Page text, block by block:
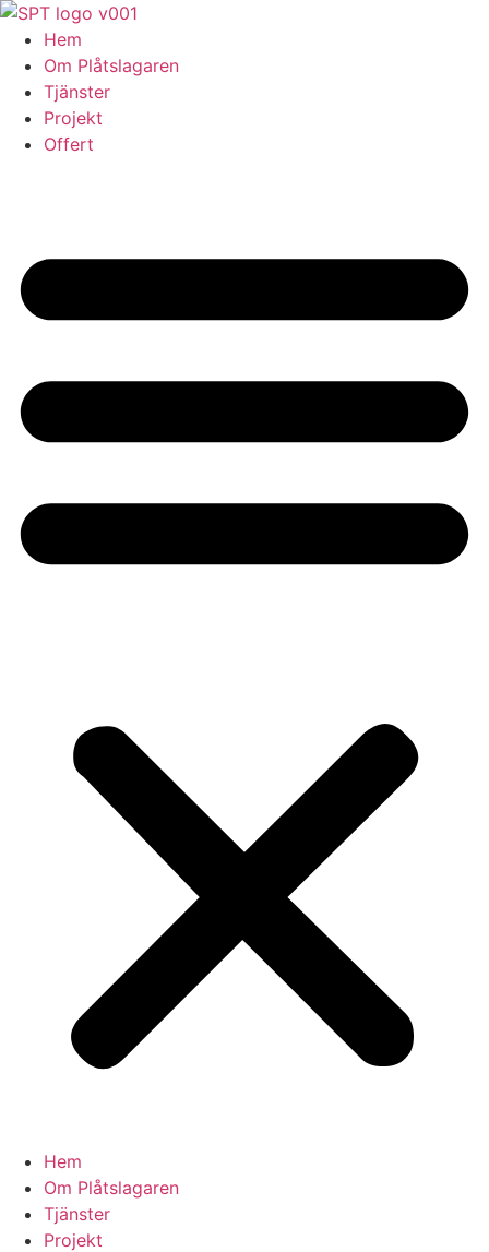
Skip
content
Hem
Om Plåtslagaren
Tjänster
Projekt
Offert
Hem
Om Plåtslagaren
Tjänster
Projekt